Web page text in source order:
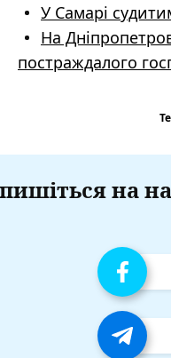
У Самарі
На
постраждалого
на